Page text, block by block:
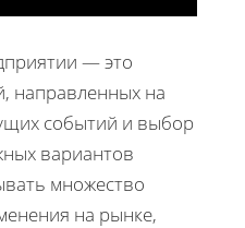
— это
направленных на
событий и выбор
вариантов
множество
на рынке,